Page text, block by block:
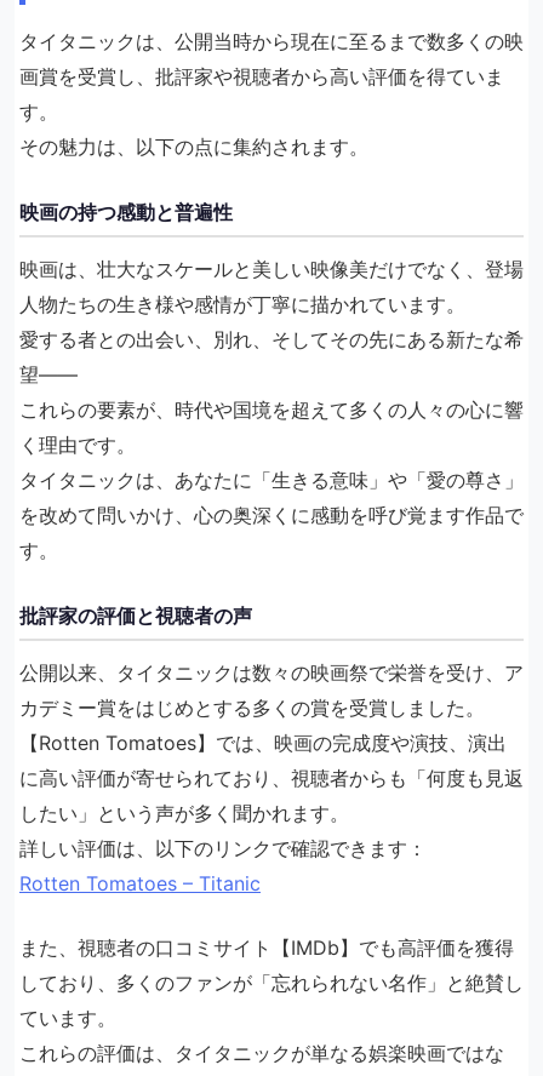
タイタニックは、公開当時から現在に至るまで数多くの映
画賞を受賞し、批評家や視聴者から高い評価を得ていま
す。
その魅力は、以下の点に集約されます。
映画の持つ感動と普遍性
映画は、壮大なスケールと美しい映像美だけでなく、登場
人物たちの生き様や感情が丁寧に描かれています。
愛する者との出会い、別れ、そしてその先にある新たな希
望――
これらの要素が、時代や国境を超えて多くの人々の心に響
く理由です。
タイタニックは、あなたに「生きる意味」や「愛の尊さ」
を改めて問いかけ、心の奥深くに感動を呼び覚ます作品で
す。
批評家の評価と視聴者の声
公開以来、タイタニックは数々の映画祭で栄誉を受け、ア
カデミー賞をはじめとする多くの賞を受賞しました。
【Rotten Tomatoes】では、映画の完成度や演技、演出
に高い評価が寄せられており、視聴者からも「何度も見返
したい」という声が多く聞かれます。
詳しい評価は、以下のリンクで確認できます：
Rotten Tomatoes – Titanic
また、視聴者の口コミサイト【IMDb】でも高評価を獲得
しており、多くのファンが「忘れられない名作」と絶賛し
ています。
これらの評価は、タイタニックが単なる娯楽映画ではな